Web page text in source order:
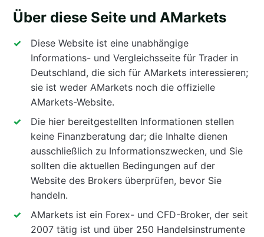
Über diese Seite und AMarkets
Diese Website ist eine unabhängige
Informations- und Vergleichsseite für Trader in
Deutschland, die sich für AMarkets interessieren;
sie ist weder AMarkets noch die offizielle
AMarkets-Website.
Die hier bereitgestellten Informationen stellen
keine Finanzberatung dar; die Inhalte dienen
ausschließlich zu Informationszwecken, und Sie
sollten die aktuellen Bedingungen auf der
Website des Brokers überprüfen, bevor Sie
handeln.
AMarkets ist ein Forex- und CFD-Broker, der seit
2007 tätig ist und über 250 Handelsinstrumente